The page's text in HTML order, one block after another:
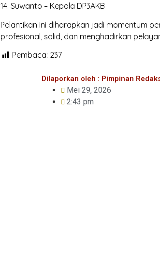
14. Suwanto – Kepala DP3AKB
Pelantikan ini diharapkan jadi momentum
profesional, solid, dan menghadirkan
Pembaca: 237
Dilaporkan oleh : Pimpinan
Mei 29, 2026
2:43 pm